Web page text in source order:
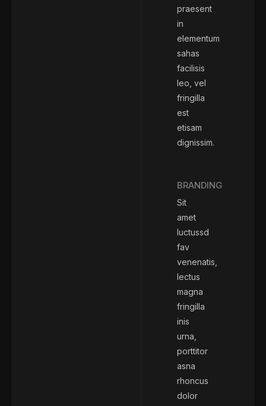
praesent
in
elementum
sahas
facilisis
leo, vel
fringilla
est
etisam
dignissim.
BRANDING
Sit
amet
luctussd
fav
venenatis,
lectus
magna
fringilla
inis
urna,
porttitor
asna
rhoncus
dolor